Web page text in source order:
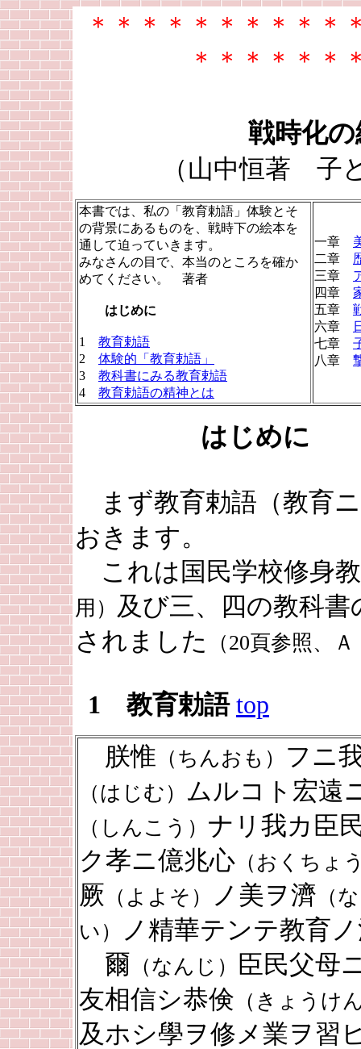
＊＊＊＊＊＊＊＊＊＊
＊＊＊＊＊＊
戦時化
（山中恒著 子
本書では、私の「教育勅語」体験とそ
の背景にあるものを、戦時下の絵本を
通して迫っていきます。
みなさんの目で、本当のところを確か
めてください。 著者
はじめに
1 教育勅語
2 体験的「教育勅語」
3 教科書にみる教育勅語
4 教育勅語の精神とは
一章
二章
三章
四章
五章
六章
七章
八章
はじめに
まず教育勅語（教育
おきます。
これは国民学校修身
用） 及び三、四の教科
されました
（20頁参照、
1 教育勅語 top
朕惟 （ちんおも） フニ
（はじむ） ムルコト宏遠
（しんこう） ナリ我カ臣
ク孝ニ億兆心 （おくちょ
厥 （よよそ） ノ美ヲ濟 （
い）
ノ精華テンテ教育
爾 （なんじ）
臣民父母
友相信シ恭倹 （きょうけ
及ホシ學ヲ修メ業ヲ習